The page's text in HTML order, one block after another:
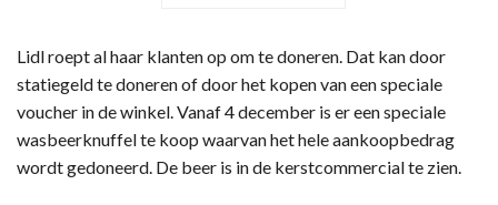
Lidl roept al haar klanten op om te doneren. Dat kan door
statiegeld te doneren of door het kopen van een speciale
voucher in de winkel. Vanaf 4 december is er een speciale
wasbeerknuffel te koop waarvan het hele aankoopbedrag
wordt gedoneerd. De beer is in de kerstcommercial te zien.